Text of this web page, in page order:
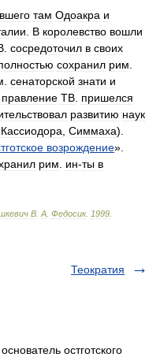
там Одоакра и
В королевство вошли
сосредоточил в своих
сохранил рим
сенаторской знати и
правление ТВ пришелся
развитию наук
Кассиодора Симмаха).
возрождение».
рим ин-ты в
В А Федосик. 1999
Теократия
остготского